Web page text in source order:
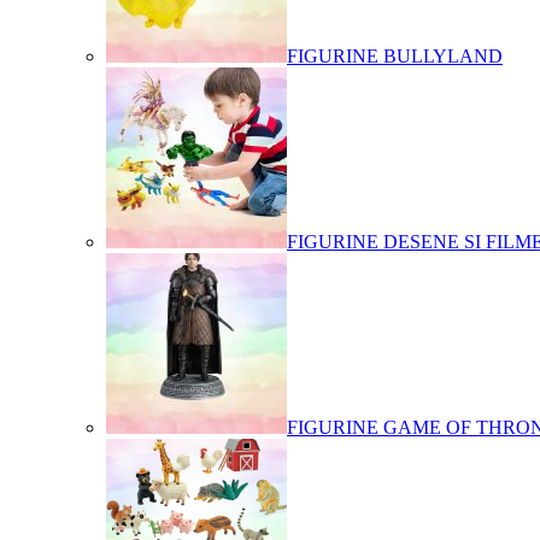
FIGURINE BULLYLAND
FIGURINE DESENE SI
FIGURINE GAME OF